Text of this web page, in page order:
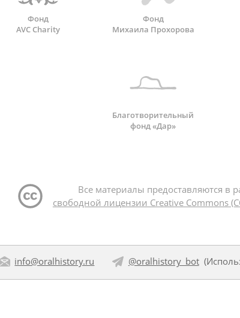
Фонд
AVC Charity
Фонд
Михаила Прохорова
Благотворительный
фонд «Дар»
Все материалы предоставляются в
свободной лицензии Creative Commons
info@oralhistory.ru @oralhistory_bot